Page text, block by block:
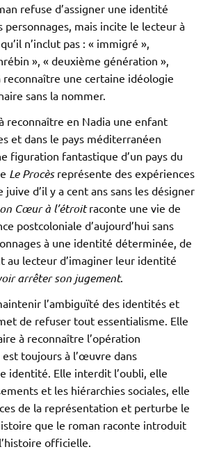
refuse d’assigner une identité
personnages, mais incite le lecteur à
n’inclut pas : « immigré »,
», « deuxième génération »,
une certaine idéologie
sans la nommer.
reconnaître en Nadia une enfant
et dans le pays méditerranéen
figuration fantastique d’un pays du
Le Procèsreprésente des expériences
juive d’il y a cent ans sans les désigner
Cœur à l’étroitraconte une vie de
postcoloniale d’aujourd’hui sans
à une identité déterminée, de
au lecteur d’imaginer leur identité
arrêter son jugement.
l’ambiguïté des identités et
de refuser tout essentialisme. Elle
à reconnaître l’opération
est toujours à l’œuvre dans
identité. Elle interdit l’oubli, elle
et les hiérarchies sociales, elle
de la représentation et perturbe le
que le roman raconte introduit
officielle.